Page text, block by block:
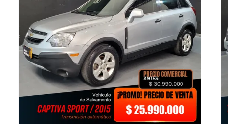
AÑADIR AL CARRITO QUICK VIEW